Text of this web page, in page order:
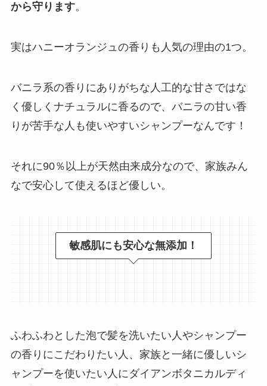
から守ります。
実はハニーオランジュの香りも人気の理由の1つ。
バニラ系の香りにありがちな人工的な甘さではな
く優しくナチュラルに香るので、バニラの甘い香
りが苦手な人も使いやすいシャンプーなんです！
それに90％以上が天然由来成分なので、家族みん
なで安心して使えるほど優しい。
敏感肌にも安心な無添加！
ふわふわとした泡で髪を洗いたい人やシャンプー
の香りにこだわりたい人、家族と一緒に優しいシ
ャンプーを使いたい人にダイアンボタニカルディ